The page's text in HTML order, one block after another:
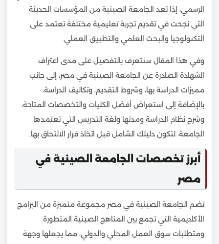
الرسمي، إذا تعد الجامعة الصينية من المؤسسات الحديثة
التي نجحت في تقديم تجربة تعليمية مختلفة تعتمد على
التكنولوجيا والبحث العلمي والتطبيق العملي.
وفي هذا المقال سنتعرف بالتفصيل على مدى اعتراف
الشهادة الصادرة عن الجامعة الصينية في مصر، إلى جانب
مميزات الدراسة بها، وشروط التقديم، وتكاليف الدراسة،
بالإضافة إلى استعراض أفضل الكليات والتخصصات المتاحة،
وشرح نظام الدراسة ومدتها ولغة التدريس التي تعتمدها
الجامعة، لتكون دليلك الشامل قبل اتخاذ قرار الالتحاق بها.
أبرز تخصصات الجامعة الصينية في
مصر
تضم الجامعة الصينية في مصر مجموعة متميزة من البرامج
الأكاديمية التي تجمع بين المناهج الصينية المتطورة
ومتطلبات سوق العمل المحلي والدولي، مما يجعلها وجهة